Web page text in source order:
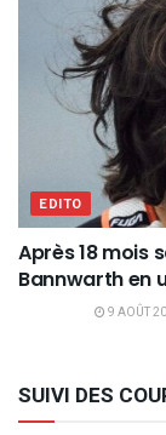
EDITO
Après 18 mois
Bannwarth en
9 AOÛT
SUIVI DES